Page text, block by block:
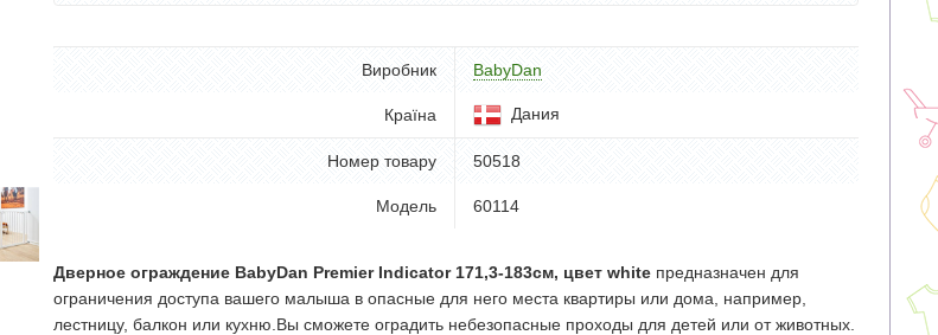
Виробник BabyDan
Країна Дания
Номер товару 50518
Модель 60114
Дверное ограждение BabyDan Premier Indicator 171,3-183см, цвет whiteпредназначен для
ограничения доступа вашего малыша в опасные для него места квартиры или дома, например,
лестницу, балкон или кухню.Вы сможете оградить небезопасные проходы для детей или от животных.